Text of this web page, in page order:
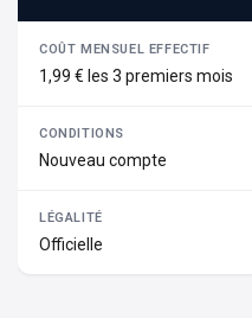
1,99 € les 3 premiers mois
Nouveau compte
Officielle